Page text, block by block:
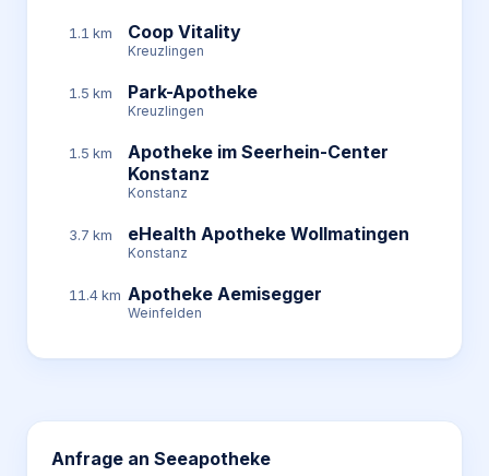
1.1 km Coop Vitality
Kreuzlingen
1.5 km Park-Apotheke
Kreuzlingen
1.5 km
Apotheke im Seerhein-Center
Konstanz
Konstanz
3.7 km eHealth Apotheke Wollmatingen
Konstanz
11.4 km Apotheke Aemisegger
Weinfelden
Anfrage an Seeapotheke